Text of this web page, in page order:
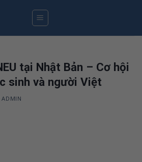
tại Nhật Bản – Cơ hội
sinh và người Việt
ADMIN